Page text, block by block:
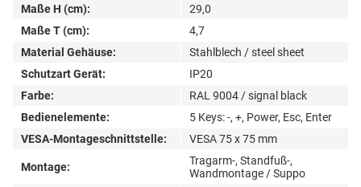
Maße H (cm):
29,0
Maße T (cm):
4,7
Material Gehäuse:
Stahlblech / steel sheet
Schutzart Gerät:
IP20
Farbe:
RAL 9004 / signal black
Bedienelemente:
5 Keys: -, +, Power, Esc, Enter
VESA-Montageschnittstelle:
VESA 75 x 75 mm
Montage:
Tragarm-, Standfuß-,
Wandmontage / Suppo